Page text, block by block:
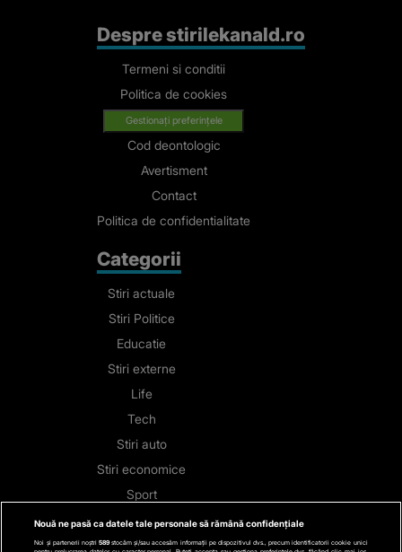
Despre stirilekanald.ro
Termeni si conditii
Politica de cookies
Gestionați preferințele
Cod deontologic
Avertisment
Contact
Politica de confidentialitate
Categorii
Stiri actuale
Stiri Politice
Educatie
Stiri externe
Life
Tech
Stiri auto
Stiri economice
Sport
Contact
Nouă ne pasă ca datele tale personale să rămână confidențiale
Noi și partenerii noștri 589stocăm și/sau accesăm informații pe dispozitivul dvs., precum identificatorii cookie unici